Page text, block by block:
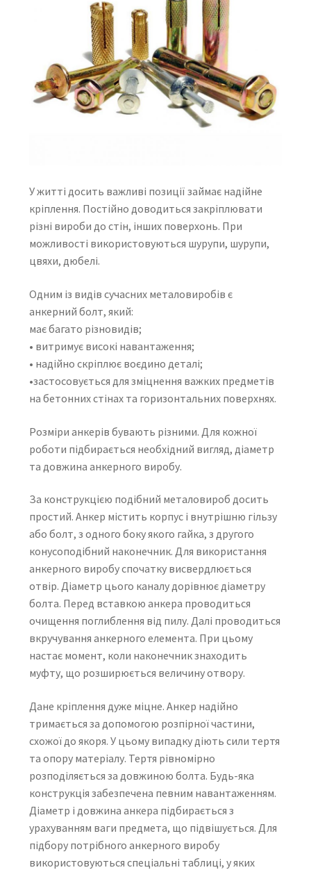
У житті досить важливі позиції займає надійне
кріплення. Постійно доводиться закріплювати
різні вироби до стін, інших поверхонь. При
можливості використовуються шурупи, шурупи,
цвяхи, дюбелі.
Одним із видів сучасних металовиробів є
анкерний болт, який:
має багато різновидів;
• витримує високі навантаження;
• надійно скріплює воєдино деталі;
•застосовується для зміцнення важких предметів
на бетонних стінах та горизонтальних поверхнях.
Розміри анкерів бувають різними. Для кожної
роботи підбирається необхідний вигляд, діаметр
та довжина анкерного виробу.
За конструкцією подібний металовироб досить
простий. Анкер містить корпус і внутрішню гільзу
або болт, з одного боку якого гайка, з другого
конусоподібний наконечник. Для використання
анкерного виробу спочатку висвердлюється
отвір. Діаметр цього каналу дорівнює діаметру
болта. Перед вставкою анкера проводиться
очищення поглиблення від пилу. Далі проводиться
вкручування анкерного елемента. При цьому
настає момент, коли наконечник знаходить
муфту, що розширюється величину отвору.
Дане кріплення дуже міцне. Анкер надійно
тримається за допомогою розпірної частини,
схожої до якоря. У цьому випадку діють сили тертя
та опору матеріалу. Тертя рівномірно
розподіляється за довжиною болта. Будь-яка
конструкція забезпечена певним навантаженням.
Діаметр і довжина анкера підбирається з
урахуванням ваги предмета, що підвішується. Для
підбору потрібного анкерного виробу
використовуються спеціальні таблиці, у яких